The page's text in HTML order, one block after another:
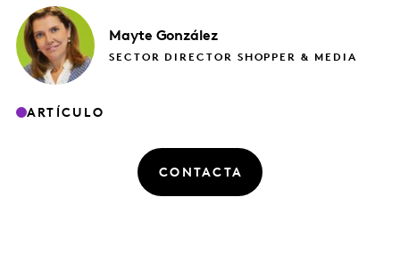
Mayte González
SECTOR DIRECTOR SHOPPER & MEDIA
ARTÍCULO
CONTACTA